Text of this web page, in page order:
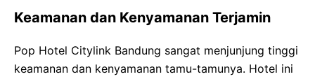
Keamanan dan Kenyamanan Terjamin
Pop Hotel Citylink Bandung sangat menjunjung tinggi
keamanan dan kenyamanan tamu-tamunya. Hotel ini